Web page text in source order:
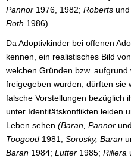
Pannor 1976, 1982; Roberts und
Roth 1986).
Da Adoptivkinder bei offenen
kennen, ein realistisches Bild
welchen Gründen bzw.
freigegeben wurden, dürften sie
falsche Vorstellungen bezüglich
unter Identitätskonflikten leiden
Leben sehen (Baran, Pannor und
Toogood 1981; Sorosky, Baran
Baran 1984; Lutter 1985; Rillera